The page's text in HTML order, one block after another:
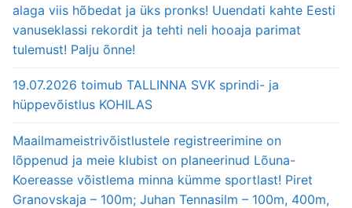
alaga viis hõbedat ja üks pronks! Uuendati kahte Eesti
vanuseklassi rekordit ja tehti neli hooaja parimat
tulemust! Palju õnne!
19.07.2026 toimub TALLINNA SVK sprindi- ja
hüppevõistlus KOHILAS
Maailmameistrivõistlustele registreerimine on
lõppenud ja meie klubist on planeerinud Lõuna-
Koereasse võistlema minna kümme sportlast! Piret
Granovskaja – 100m; Juhan Tennasilm – 100m, 400m,